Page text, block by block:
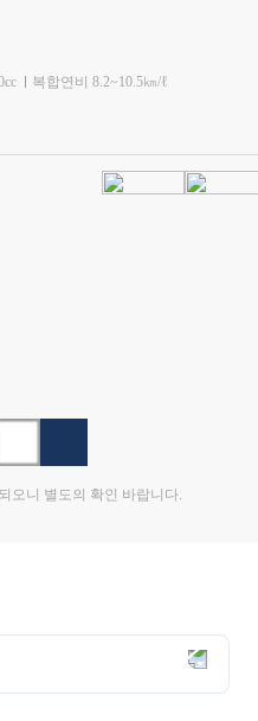
복합연비 8.2~10.5㎞/ℓ
오니 별도의 확인 바랍니다.